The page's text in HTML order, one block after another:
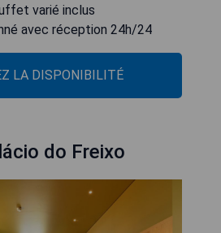
varié inclus
avec réception 24h/24
LA DISPONIBILITÉ
do Freixo